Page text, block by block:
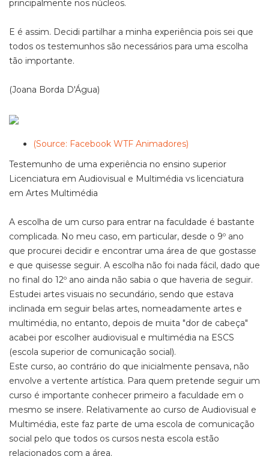
principalmente nos núcleos.
E é assim. Decidi partilhar a minha experiência pois sei que
todos os testemunhos são necessários para uma escolha
tão importante.
(Joana Borda D'Água)
(Source: Facebook WTF Animadores)
Testemunho de uma experiência no ensino superior
Licenciatura em Audiovisual e Multimédia vs licenciatura
em Artes Multimédia
A escolha de um curso para entrar na faculdade é bastante
complicada. No meu caso, em particular, desde o 9º ano
que procurei decidir e encontrar uma área de que gostasse
e que quisesse seguir. A escolha não foi nada fácil, dado que
no final do 12º ano ainda não sabia o que haveria de seguir.
Estudei artes visuais no secundário, sendo que estava
inclinada em seguir belas artes, nomeadamente artes e
multimédia, no entanto, depois de muita "dor de cabeça"
acabei por escolher audiovisual e multimédia na ESCS
(escola superior de comunicação social).
Este curso, ao contrário do que inicialmente pensava, não
envolve a vertente artística. Para quem pretende seguir um
curso é importante conhecer primeiro a faculdade em o
mesmo se insere. Relativamente ao curso de Audiovisual e
Multimédia, este faz parte de uma escola de comunicação
social pelo que todos os cursos nesta escola estão
relacionados com a área.